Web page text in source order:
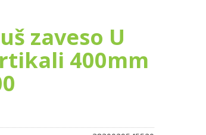
zaveso U
400mm